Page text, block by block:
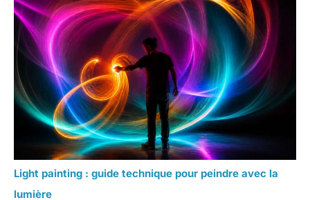
Light painting : guide technique pour peindre avec la
lumière